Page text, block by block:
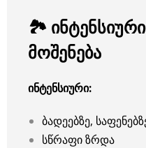
🏞
მოშენება
ინტენსიური:
ბადეებზე,
სწრაფი ზრდა